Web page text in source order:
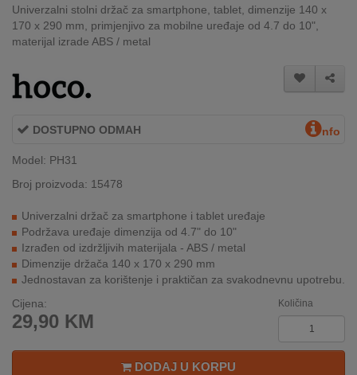
KONTAKT
KUPOVINA
RATE
O
NAMA
KATALOZI
KAKO
KUPITI?
KUPOVINA
INOSTRANSTVA
Univerzalni stolni držač za smartphone, tablet, dimenzije 140 x
170 x 290 mm, primjenjivo za mobilne uređaje od 4.7 do 10",
materijal izrade ABS / metal
DOSTUPNO ODMAH nfo
Model: PH31
Broj proizvoda: 15478
Univerzalni držač za smartphone i tablet uređaje
Podržava uređaje dimenzija od 4.7" do 10"
Izrađen od izdržljivih materijala - ABS / metal
Dimenzije držača 140 x 170 x 290 mm
Jednostavan za korištenje i praktičan za svakodnevnu upotrebu.
Cijena:
29,90 KM
Količina
DODAJ U KORPU